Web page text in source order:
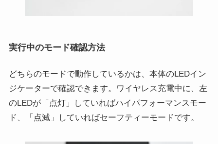
実行中のモード確認方法
どちらのモードで動作しているかは、本体のLEDイン
ジケーターで確認できます。ワイヤレス充電中に、左
のLEDが「点灯」していればハイパフォーマンスモー
ド、「点滅」していればセーフティーモードです。